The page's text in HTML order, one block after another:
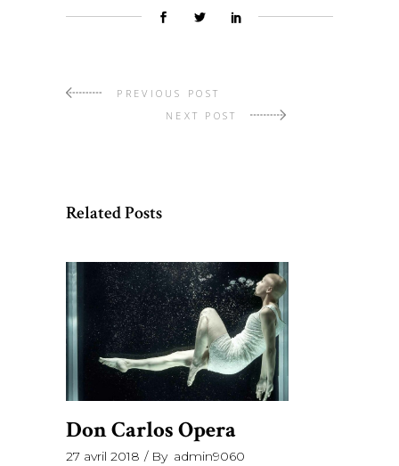
PREVIOUS POST
NEXT POST
Related Posts
Don Carlos Opera
27 avril 2018 By admin9060